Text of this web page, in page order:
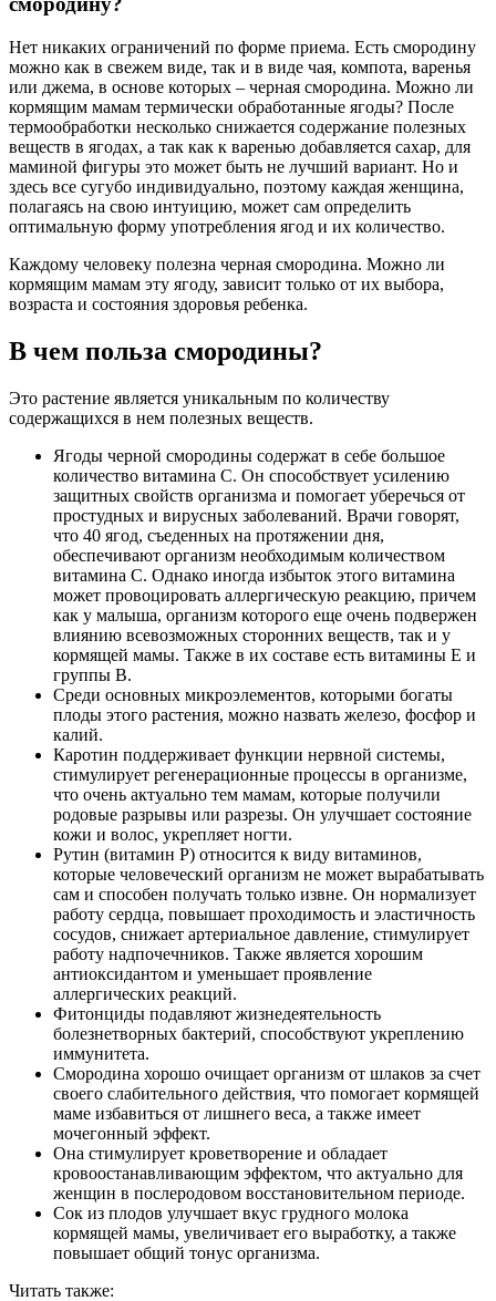
Нет никаких ограничений по форме приема. Есть смородину
можно как в свежем виде, так и в виде чая, компота, варенья
или джема, в основе которых – черная смородина. Можно ли
кормящим мамам термически обработанные ягоды? После
термообработки несколько снижается содержание полезных
веществ в ягодах, а так как к варенью добавляется сахар, для
маминой фигуры это может быть не лучший вариант. Но и
здесь все сугубо индивидуально, поэтому каждая женщина,
полагаясь на свою интуицию, может сам определить
оптимальную форму употребления ягод и их количество.
Каждому человеку полезна черная смородина. Можно ли
кормящим мамам эту ягоду, зависит только от их выбора,
возраста и состояния здоровья ребенка.
В чем польза смородины?
Это растение является уникальным по количеству
содержащихся в нем полезных веществ.
Ягоды черной смородины содержат в себе большое
количество витамина С. Он способствует усилению
защитных свойств организма и помогает уберечься от
простудных и вирусных заболеваний. Врачи говорят,
что 40 ягод, съеденных на протяжении дня,
обеспечивают организм необходимым количеством
витамина С. Однако иногда избыток этого витамина
может провоцировать аллергическую реакцию, причем
как у малыша, организм которого еще очень подвержен
влиянию всевозможных сторонних веществ, так и у
кормящей мамы. Также в их составе есть витамины Е и
группы В.
Среди основных микроэлементов, которыми богаты
плоды этого растения, можно назвать железо, фосфор и
калий.
Каротин поддерживает функции нервной системы,
стимулирует регенерационные процессы в организме,
что очень актуально тем мамам, которые получили
родовые разрывы или разрезы. Он улучшает состояние
кожи и волос, укрепляет ногти.
Рутин (витамин Р) относится к виду витаминов,
которые человеческий организм не может вырабатывать
сам и способен получать только извне. Он нормализует
работу сердца, повышает проходимость и эластичность
сосудов, снижает артериальное давление, стимулирует
работу надпочечников. Также является хорошим
антиоксидантом и уменьшает проявление
аллергических реакций.
Фитонциды подавляют жизнедеятельность
болезнетворных бактерий, способствуют укреплению
иммунитета.
Смородина хорошо очищает организм от шлаков за счет
своего слабительного действия, что помогает кормящей
маме избавиться от лишнего веса, а также имеет
мочегонный эффект.
Она стимулирует кроветворение и обладает
кровоостанавливающим эффектом, что актуально для
женщин в послеродовом восстановительном периоде.
Сок из плодов улучшает вкус грудного молока
кормящей мамы, увеличивает его выработку, а также
повышает общий тонус организма.
Читать также: